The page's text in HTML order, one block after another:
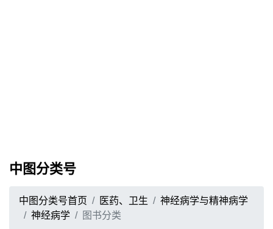
中图分类号
中图分类号首页 医药、卫生
神经病学与精神病学
神经病学
图书分类